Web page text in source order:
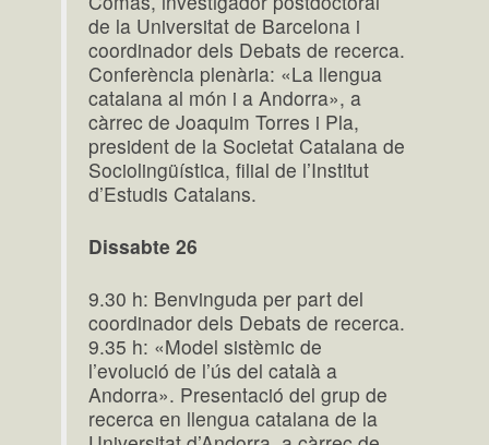
de la Universitat de Barcelona i
coordinador dels Debats de recerca.
Conferència plenària: «La llengua
catalana al món i a Andorra», a
càrrec de Joaquim Torres i Pla,
president de la Societat Catalana de
Sociolingüística, filial de l’Institut
d’Estudis Catalans.
Dissabte 26
9.30 h: Benvinguda per part del
coordinador dels Debats de recerca.
9.35 h: «Model sistèmic de
l’evolució de l’ús del català a
Andorra». Presentació del grup de
recerca en llengua catalana de la